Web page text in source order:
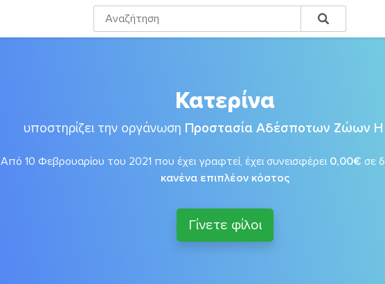
Κατερίνα
υποστηρίζει την οργάνωση Προστασία Αδέσποτων Ζώων
Από 10 Φεβρουαρίου του 2021 που έχει γραφτεί, έχει συνεισφέρει 0,00€ σε
κανένα επιπλέον κόστος
Γίνετε φίλοι